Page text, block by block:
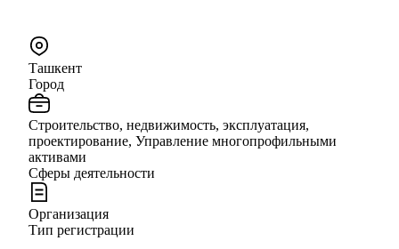
Ташкент
Город
Строительство, недвижимость, эксплуатация,
проектирование, Управление многопрофильными
активами
Сферы деятельности
Организация
Тип регистрации